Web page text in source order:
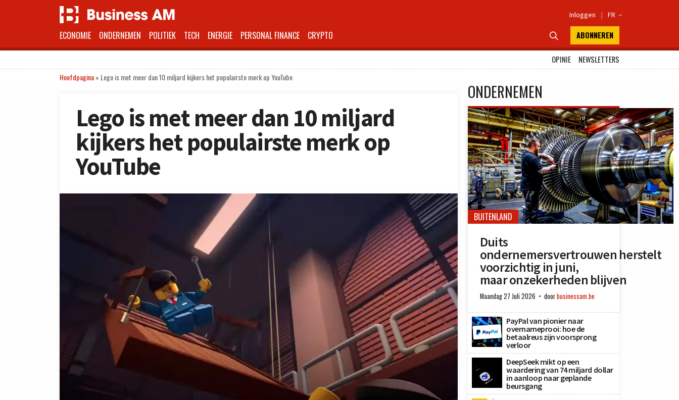
Inloggen | FR 
ECONOMIE ONDERNEMEN POLITIEK TECH ENERGIE PERSONAL FINANCE CRYPTO  ABONNEREN
OPINIE
NEWSLETTERS
Hoofdpagina» Lego is met meer dan 10 miljard kijkers het populairste merk op YouTube
Lego is met meer dan 10 miljard
kijkers het populairste merk op
YouTube
ONDERNEMEN
BUITENLAND
Duits
ondernemersvertrouwen herstelt
voorzichtig in juni,
maar onzekerheden blijven
Maandag 27 Juli 2026 doorbusinessam.be
PayPal van pionier naar
overnameprooi: hoe de
betaalreus zijn voorsprong
verloor
DeepSeek mikt op een
waardering van 74 miljard dollar
in aanloop naar geplande
beursgang